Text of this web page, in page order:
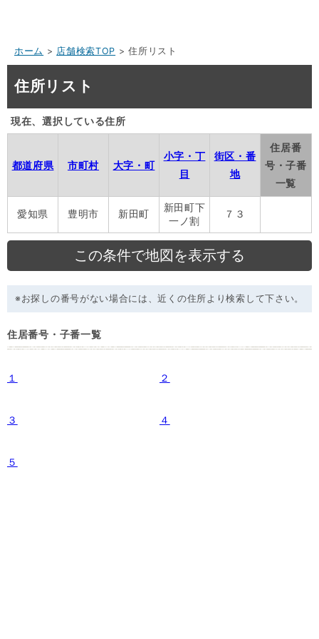
ホーム > 店舗検索TOP > 住所リスト
住所リスト
現在、選択している住所
都道府県 市町村 大字・町
小字・丁
目
街区・番
地
住居番
号・子番
一覧
愛知県 豊明市 新田町
新田町下
一ノ割
７３
※お探しの番号がない場合には、近くの住所より検索して下さい。
住居番号・子番一覧
１ ２
３ ４
５